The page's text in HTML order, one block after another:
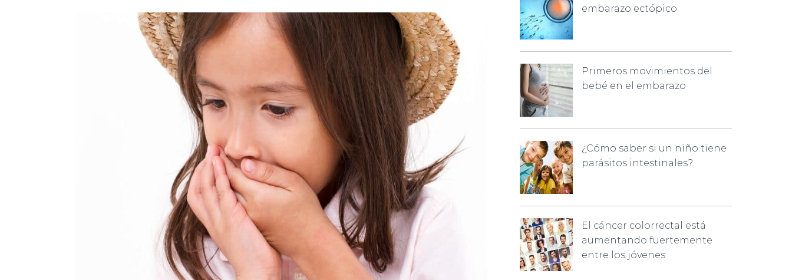
embarazo ectópico
Primeros movimientos del
bebé en el embarazo
¿Cómo saber si un niño tiene
parásitos intestinales?
El cáncer colorrectal está
aumentando fuertemente
entre los jóvenes